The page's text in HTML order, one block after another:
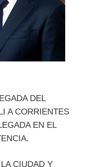
DEL
A CORRIENTES
EN EL
CIUDAD Y